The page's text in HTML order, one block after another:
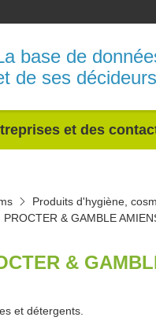
base de
de ses décideurs
et des
Produits d'hygiène,
PROCTER & GAMBLE
&
et détergents.